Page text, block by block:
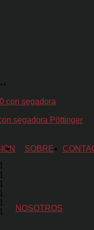
SOBRE
NOSOTROS
segadora Pöttinger